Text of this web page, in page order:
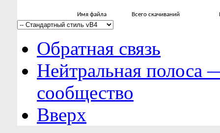
Имя файла Всего скачиваний
Обратная связь
Нейтральная полоса
сообщество
Вверх